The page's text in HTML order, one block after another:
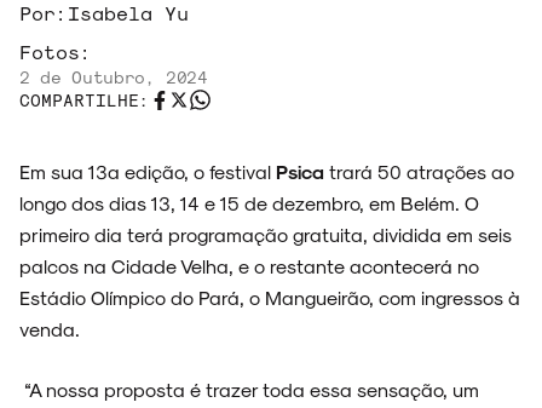
ARQUIVO
ENTREVISTAS
Por: Isabela Yu
Fotos:
2 de Outubro, 2024
COMPARTILHE:
Em sua 13ª edição, o festival Psica trará 50 atrações ao
longo dos dias 13, 14 e 15 de dezembro, em Belém. O
primeiro dia terá programação gratuita, dividida em seis
palcos na Cidade Velha, e o restante acontecerá no
Estádio Olímpico do Pará, o Mangueirão, com ingressos à
venda.
“A nossa proposta é trazer toda essa sensação, um